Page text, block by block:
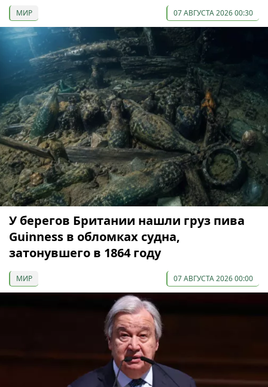
МИР 07 АВГУСТА 2026 00:30
У берегов Британии нашли груз пива
Guinness в обломках судна,
затонувшего в 1864 году
МИР 07 АВГУСТА 2026 00:00